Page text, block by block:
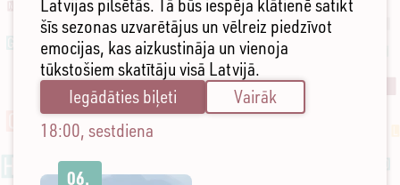
Latvijas pilsētās. Tā būs iespēja klātienē satikt
šīs sezonas uzvarētājus un vēlreiz piedzīvot
emocijas, kas aizkustināja un vienoja
tūkstošiem skatītāju visā Latvijā.
Iegādāties biļeti
Vairāk
18:00, sestdiena
06.